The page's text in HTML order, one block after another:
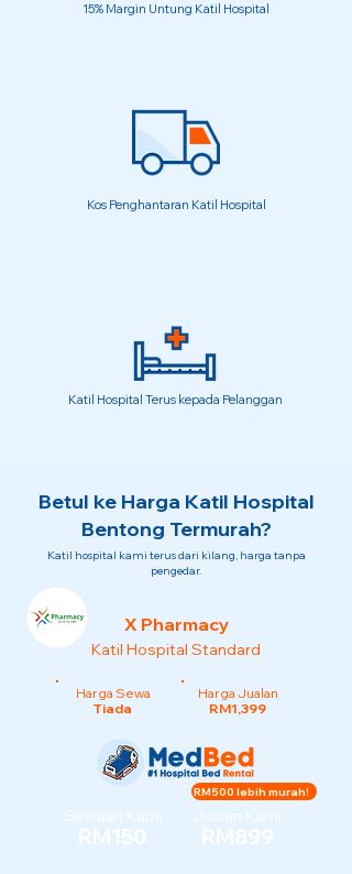
15% Margin Untung Katil Hospital
Kos Penghantaran Katil Hospital
Katil Hospital Terus kepada Pelanggan
Betul ke Harga Katil Hospital
Bentong Termurah?
Katil hospital kami terus dari kilang, harga tanpa
pengedar.
X Pharmacy
Katil Hospital Standard
Harga Sewa
Tiada
Harga Jualan
RM1,399
Sewaan Kami
RM150
Jualan Kami
RM899
RM500 lebih murah!